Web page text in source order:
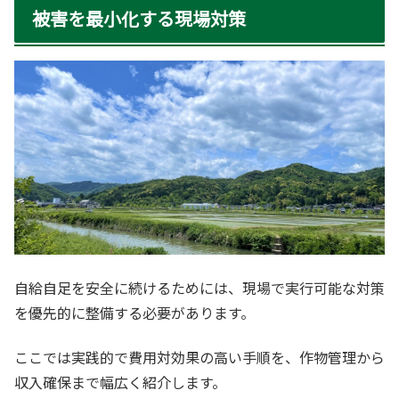
被害を最小化する現場対策
自給自足を安全に続けるためには、現場で実行可能な対策
を優先的に整備する必要があります。
ここでは実践的で費用対効果の高い手順を、作物管理から
収入確保まで幅広く紹介します。